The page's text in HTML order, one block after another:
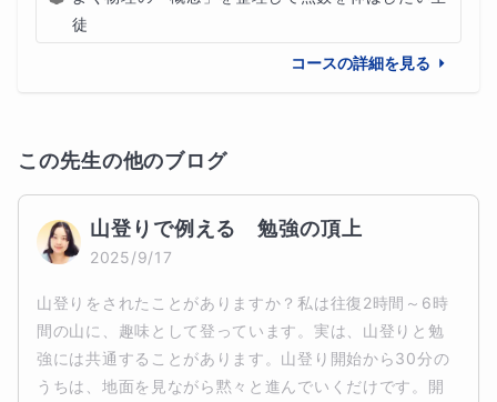
徒
コースの詳細を見る
この先生の他のブログ
山登りで例える　勉強の頂上
2025/9/17
山登りをされたことがありますか？私は往復2時間～6時
間の山に、趣味として登っています。実は、山登りと勉
強には共通することがあります。山登り開始から30分の
うちは、地面を見ながら黙々と進んでいくだけです。開